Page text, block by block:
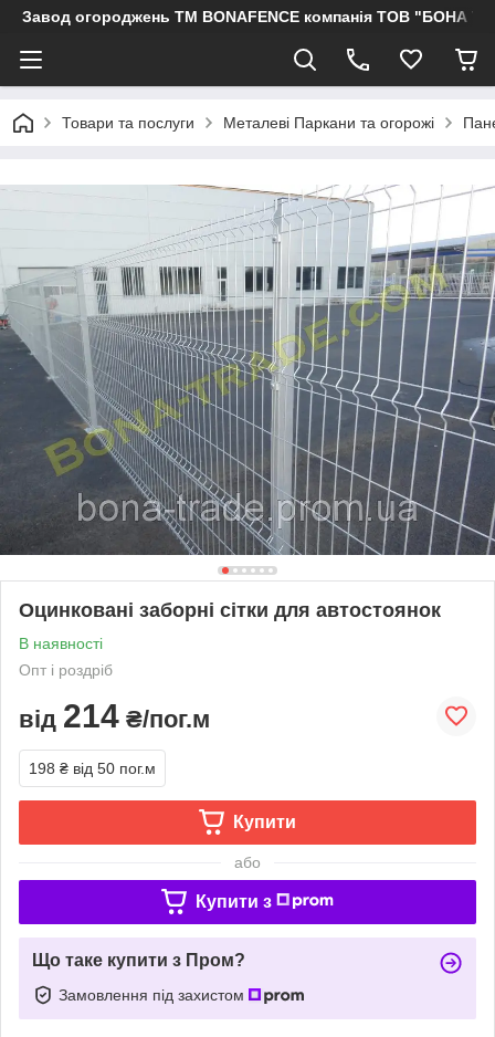
Завод огороджень ТМ BONAFENCE компанія ТОВ "БОНА
Товари та послуги Металеві Паркани та огорожі
Оцинковані заборні сітки для автостоянок
В наявності
Опт і роздріб
від 214 ₴/пог.м
198 ₴ від 50 пог.м
Купити
або
Купити з
Що таке купити з Пром?
Замовлення під захистом